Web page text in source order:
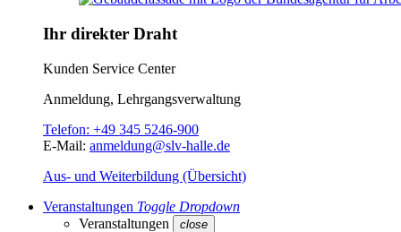
Ihr direkter Draht
Kunden Service Center
Anmeldung, Lehrgangsverwaltung
Telefon: +49 345 5246-900
E-Mail: anmeldung@slv-halle.de
Aus- und Weiterbildung (Übersicht)
Veranstaltungen Toggle Dropdown
Veranstaltungen
close